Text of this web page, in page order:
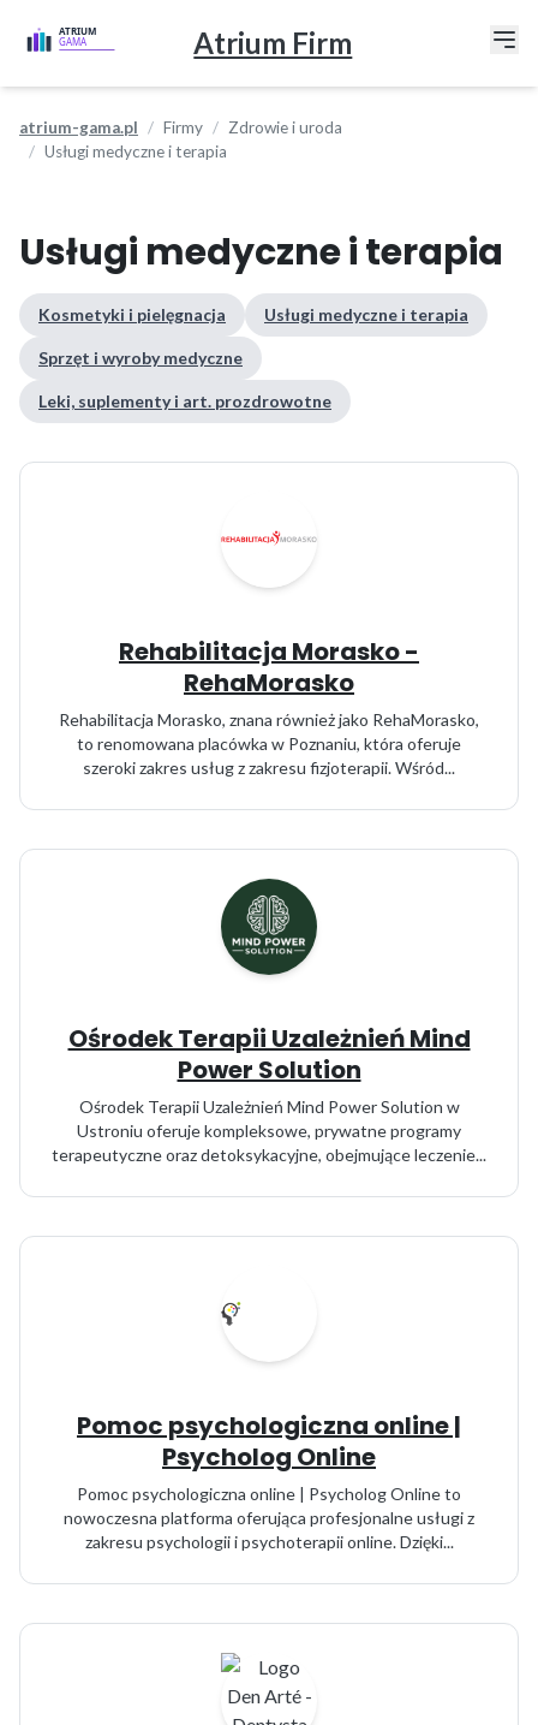
Atrium Firm
atrium-gama.pl Firmy
Zdrowie i uroda
Usługi medyczne i terapia
Usługi medyczne i terapia
Kosmetyki i pielęgnacja Usługi medyczne i terapia
Sprzęt i wyroby medyczne
Leki, suplementy i art. prozdrowotne
Rehabilitacja Morasko -
RehaMorasko
Rehabilitacja Morasko, znana również jako RehaMorasko,
to renomowana placówka w Poznaniu, która oferuje
szeroki zakres usług z zakresu fizjoterapii. Wśród...
Ośrodek Terapii Uzależnień Mind
Power Solution
Ośrodek Terapii Uzależnień Mind Power Solution w
Ustroniu oferuje kompleksowe, prywatne programy
terapeutyczne oraz detoksykacyjne, obejmujące leczenie...
Pomoc psychologiczna online |
Psycholog Online
Pomoc psychologiczna online | Psycholog Online to
nowoczesna platforma oferująca profesjonalne usługi z
zakresu psychologii i psychoterapii online. Dzięki...